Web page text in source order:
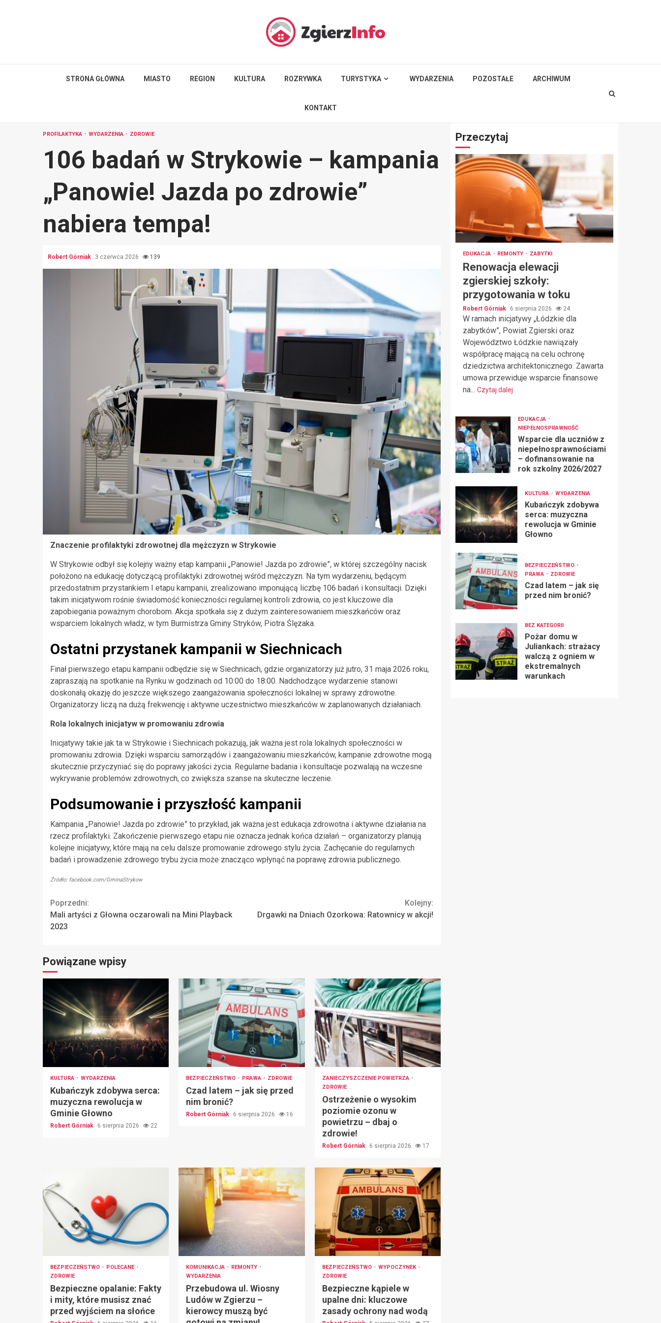
STRONA GŁÓWNA MIASTO REGION KULTURA ROZRYWKA TURYSTYKA WYDARZENIA POZOSTAŁE ARCHIWUM
KONTAKT
PROFILAKTYKA WYDARZENIA ZDROWIE
106 badań w Strykowie – kampania
„Panowie! Jazda po zdrowie”
nabiera tempa!
Robert Górniak 3 czerwca 2026 139
Znaczenie profilaktyki zdrowotnej dla mężczyzn w Strykowie
W Strykowie odbył się kolejny ważny etap kampanii „Panowie! Jazda po zdrowie”, w której szczególny nacisk
położono na edukację dotyczącą profilaktyki zdrowotnej wśród mężczyzn. Na tym wydarzeniu, będącym
przedostatnim przystankiem I etapu kampanii, zrealizowano imponującą liczbę 106 badań i konsultacji. Dzięki
takim inicjatywom rośnie świadomość konieczności regularnej kontroli zdrowia, co jest kluczowe dla
zapobiegania poważnym chorobom. Akcja spotkała się z dużym zainteresowaniem mieszkańców oraz
wsparciem lokalnych władz, w tym Burmistrza Gminy Stryków, Piotra Ślęzaka.
Ostatni przystanek kampanii w Siechnicach
Finał pierwszego etapu kampanii odbędzie się w Siechnicach, gdzie organizatorzy już jutro, 31 maja 2026 roku,
zapraszają na spotkanie na Rynku w godzinach od 10:00 do 18:00. Nadchodzące wydarzenie stanowi
doskonałą okazję do jeszcze większego zaangażowania społeczności lokalnej w sprawy zdrowotne.
Organizatorzy liczą na dużą frekwencję i aktywne uczestnictwo mieszkańców w zaplanowanych działaniach.
Rola lokalnych inicjatyw w promowaniu zdrowia
Inicjatywy takie jak ta w Strykowie i Siechnicach pokazują, jak ważna jest rola lokalnych społeczności w
promowaniu zdrowia. Dzięki wsparciu samorządów i zaangażowaniu mieszkańców, kampanie zdrowotne mogą
skutecznie przyczyniać się do poprawy jakości życia. Regularne badania i konsultacje pozwalają na wczesne
wykrywanie problemów zdrowotnych, co zwiększa szanse na skuteczne leczenie.
Podsumowanie i przyszłość kampanii
Kampania „Panowie! Jazda po zdrowie” to przykład, jak ważna jest edukacja zdrowotna i aktywne działania na
rzecz profilaktyki. Zakończenie pierwszego etapu nie oznacza jednak końca działań – organizatorzy planują
kolejne inicjatywy, które mają na celu dalsze promowanie zdrowego stylu życia. Zachęcanie do regularnych
badań i prowadzenie zdrowego trybu życia może znacząco wpłynąć na poprawę zdrowia publicznego.
Źródło: facebook.com/GminaStrykow
Continue
Reading
Poprzedni:
Mali artyści z Głowna oczarowali na Mini Playback
2023
Kolejny:
Drgawki na Dniach Ozorkowa: Ratownicy w akcji!
Powiązane wpisy
KULTURA WYDARZENIA
Kubańczyk zdobywa serca:
muzyczna rewolucja w
Gminie Głowno
Robert Górniak 6 sierpnia 2026 22
BEZPIECZEŃSTWO PRAWA ZDROWIE
Czad latem – jak się przed
nim bronić?
Robert Górniak 6 sierpnia 2026 16
ZANIECZYSZCZENIE POWIETRZA
ZDROWIE
Ostrzeżenie o wysokim
poziomie ozonu w
powietrzu – dbaj o
zdrowie!
Robert Górniak 6 sierpnia 2026 17
BEZPIECZEŃSTWO
POLECANE
ZDROWIE
Bezpieczne opalanie: Fakty
i mity, które musisz znać
przed wyjściem na słońce
KOMUNIKACJA
REMONTY
WYDARZENIA
Przebudowa ul. Wiosny
Ludów w Zgierzu –
kierowcy muszą być
BEZPIECZEŃSTWO
WYPOCZYNEK
ZDROWIE
Bezpieczne kąpiele w
upalne dni: kluczowe
zasady ochrony nad wodą
Przeczytaj
EDUKACJA REMONTY ZABYTKI
Renowacja elewacji
zgierskiej szkoły:
przygotowania w toku
Robert Górniak 6 sierpnia 2026 24
W ramach inicjatywy „Łódzkie dla
zabytków”, Powiat Zgierski oraz
Województwo Łódzkie nawiązały
współpracę mającą na celu ochronę
dziedzictwa architektonicznego. Zawarta
umowa przewiduje wsparcie finansowe
na... Czytaj dalej
EDUKACJA
NIEPEŁNOSPRAWNOŚĆ
Wsparcie dla uczniów z
niepełnosprawnościami
– dofinansowanie na
rok szkolny 2026/2027
KULTURA WYDARZENIA
Kubańczyk zdobywa
serca: muzyczna
rewolucja w Gminie
Głowno
BEZPIECZEŃSTWO
PRAWA
ZDROWIE
Czad latem – jak się
przed nim bronić?
BEZ KATEGORII
Pożar domu w
Juliankach: strażacy
walczą z ogniem w
ekstremalnych
warunkach